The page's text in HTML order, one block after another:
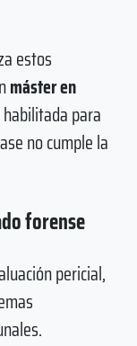
estos
máster en
para
no cumple la
forense
pericial,